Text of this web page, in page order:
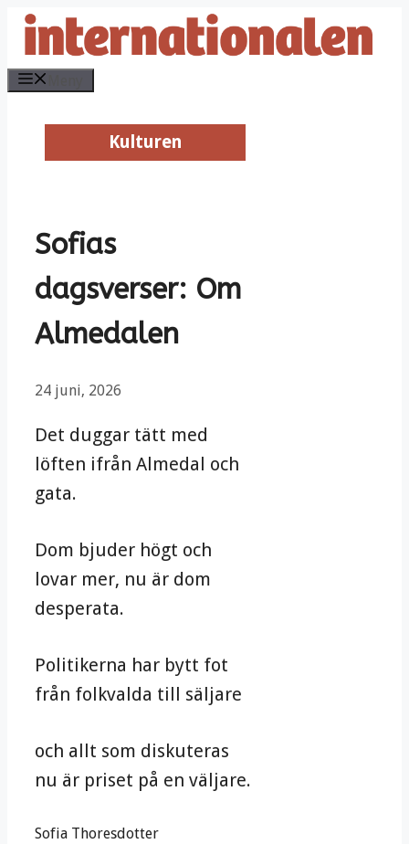
Hoppa
Kulturen
Kulturen
Sofias
dagsverser: Om
Almedalen
24 juni, 2026
Det duggar tätt med
löften ifrån Almedal och
gata.
Dom bjuder högt och
lovar mer, nu är dom
desperata.
Politikerna har bytt fot
från folkvalda till säljare
och allt som diskuteras
nu är priset på en väljare.
Sofia Thoresdotter